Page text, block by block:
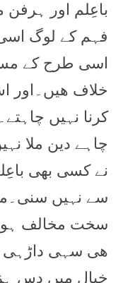
باعِلم اور ہرفن
فہم کے لوگ اسی
اسی طرح کے
خلاف ھیں۔اور
کرنا نہیں
چاہے دین ملا
نے کسی بھی
سے نہیں
سخت مخالف
ھی سہی داڑہی
خیال میں دس